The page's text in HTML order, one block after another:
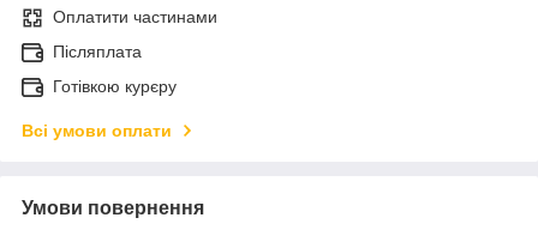
Оплатити частинами
Післяплата
Готівкою курєру
Всі умови оплати
Умови повернення